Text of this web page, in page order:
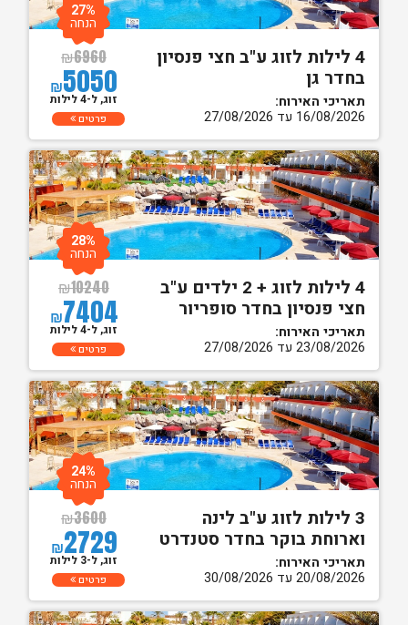
4 לילות לזוג ע"ב חצי פנסיון
בחדר גן
תאריכי האירוח:
16/08/2026 עד 27/08/2026
₪6960
₪5050
27%
הנחה
זוג, ל-4 לילות
פרטים
4 לילות לזוג + 2 ילדים ע"ב
חצי פנסיון בחדר סופריור
תאריכי האירוח:
23/08/2026 עד 27/08/2026
₪10240
₪7404
28%
הנחה
זוג, ל-4 לילות
פרטים
3 לילות לזוג ע"ב לינה
וארוחת בוקר בחדר סטנדרט
תאריכי האירוח:
20/08/2026 עד 30/08/2026
₪3600
₪2729
24%
הנחה
זוג, ל-3 לילות
פרטים